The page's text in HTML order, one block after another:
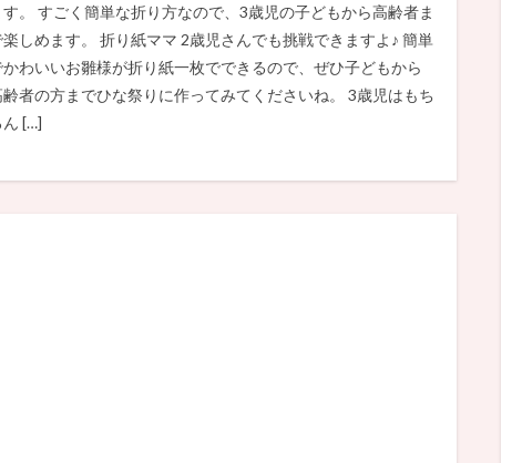
す。 すごく簡単な折り方なので、3歳児の子どもから高齢者ま
楽しめます。 折り紙ママ 2歳児さんでも挑戦できますよ♪ 簡単
かわいいお雛様が折り紙一枚でできるので、ぜひ子どもから
齢者の方までひな祭りに作ってみてくださいね。 3歳児はもち
ん […]